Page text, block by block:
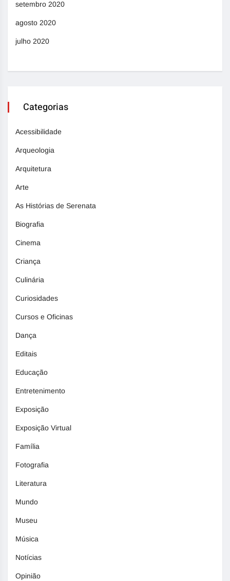
setembro 2020
agosto 2020
julho 2020
Categorias
Acessibilidade
Arqueologia
Arquitetura
Arte
As Histórias de Serenata
Biografia
Cinema
Criança
Culinária
Curiosidades
Cursos e Oficinas
Dança
Editais
Educação
Entretenimento
Exposição
Exposição Virtual
Família
Fotografia
Literatura
Mundo
Museu
Música
Notícias
Opinião